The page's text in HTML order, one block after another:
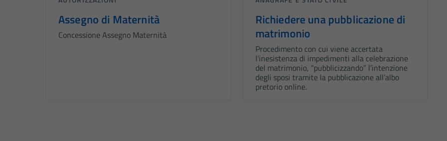
Assegno di Maternità
Concessione Assegno Maternità
Richiedere una pubblicazione di
matrimonio
Procedimento con cui viene accertata
l’inesistenza di impedimenti alla celebrazione
del matrimonio, “pubblicizzando” l’intenzione
degli sposi tramite la pubblicazione all’albo
pretorio online.